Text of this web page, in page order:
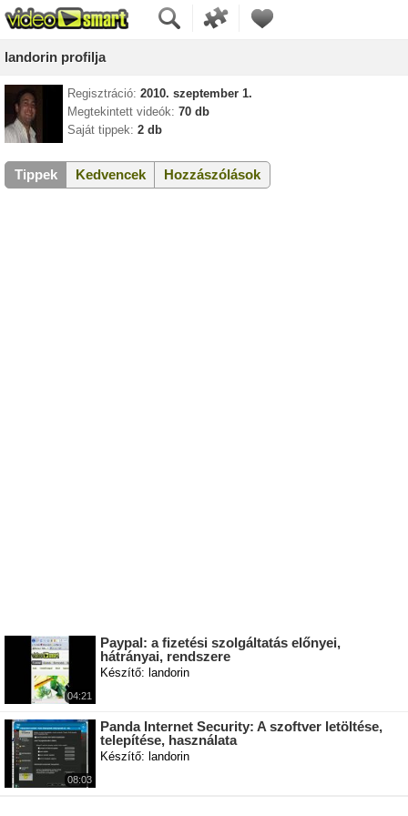
landorin profilja
Regisztráció: 2010. szeptember 1.
Megtekintett videók: 70 db
Saját tippek: 2 db
Tippek Kedvencek Hozzászólások
04:21
Paypal: a fizetési szolgáltatás előnyei,
hátrányai, rendszere
Készítő: landorin
08:03
Panda Internet Security: A szoftver letöltése,
telepítése, használata
Készítő: landorin